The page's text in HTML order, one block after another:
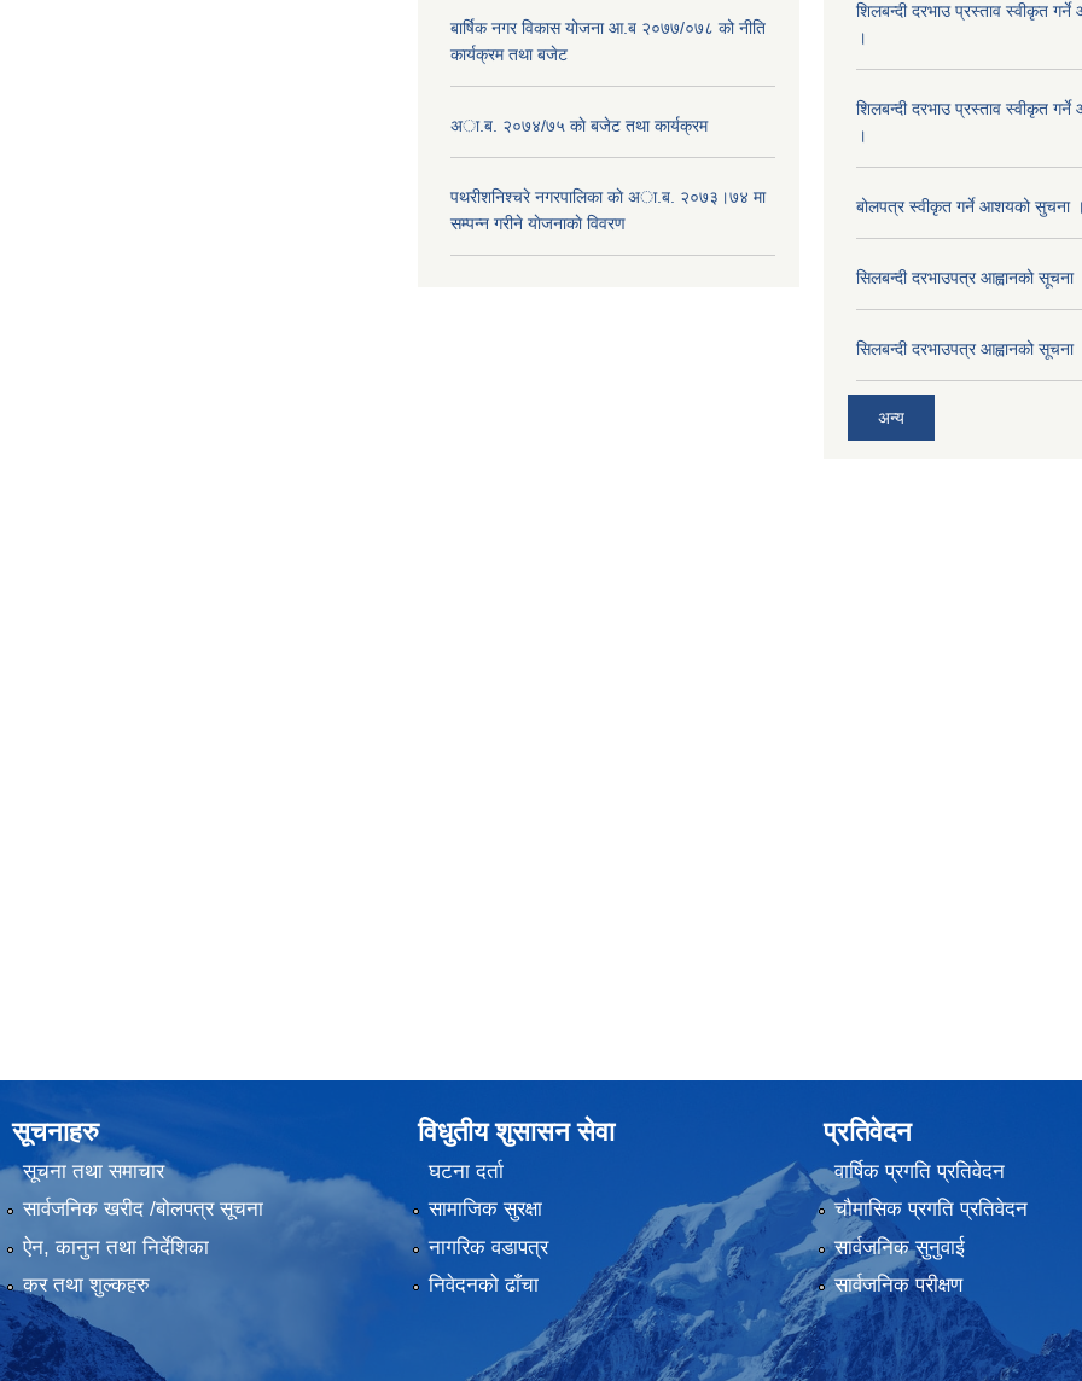
बार्षिक नगर विकास योजना आ.ब २०७७/०७८ को नीति
कार्यक्रम तथा बजेट
अा.ब. २०७४/७५ काे बजेट तथा कार्यक्रम
पथरीशनिश्चरे नगरपालिका काे अा.ब. २०७३।७४ मा
सम्पन्न गरीने याेजनाकाे विवरण
शिलबन्दी दरभाउ प्रस्ताव स्वीकृत
।
शिलबन्दी दरभाउ प्रस्ताव स्वीकृत
।
बोलपत्र स्वीकृत गर्ने आशयको सुचना ।
सिलबन्दी दरभाउपत्र आह्वानको सूचना
सिलबन्दी दरभाउपत्र आह्वानको सूचना
अन्य
सूचनाहरु
सूचना तथा समाचार
सार्वजनिक खरीद /बोलपत्र सूचना
ऐन, कानुन तथा निर्देशिका
कर तथा शुल्कहरु
विधुतीय शुसासन सेवा
घटना दर्ता
सामाजिक सुरक्षा
नागरिक वडापत्र
निवेदनको ढाँचा
प्रतिवेदन
वार्षिक प्रगति प्रतिवेदन
चौमासिक प्रगति प्रतिवेदन
सार्वजनिक सुनुवाई
सार्वजनिक परीक्षण